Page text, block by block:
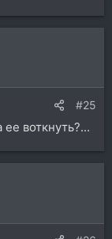
#25
воткнуть?...